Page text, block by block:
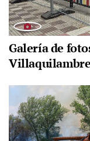
Galería de
Villaquilambre